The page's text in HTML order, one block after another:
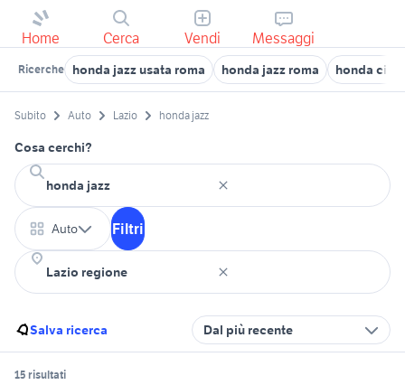
Home Cerca Vendi Messaggi
Ricerche honda jazz usata roma honda jazz roma honda
Subito Auto Lazio honda jazz
Cosa cerchi?
Auto Filtri
Salva ricerca Dal più recente
15 risultati